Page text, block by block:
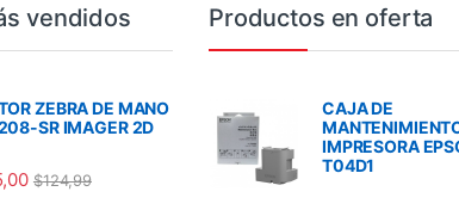
vendidos
ZEBRA DE MANO
SR IMAGER 2D
$124,99
Productos en oferta
CAJA DE
IMPRESORA
T04D1